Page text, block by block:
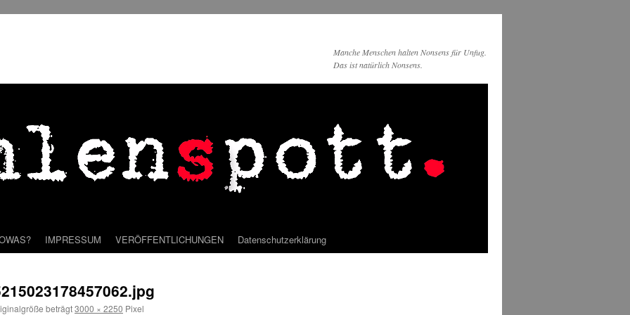
Manche Menschen halten Nonsens für Unfug.
Das ist natürlich Nonsens.
IMPRESSUM VERÖFFENTLICHUNGEN Datenschutzerklärung
beträgt3000 × 2250 Pixel